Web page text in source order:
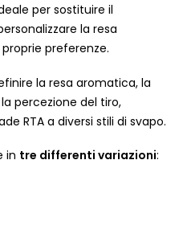
per sostituire il
la resa
preferenze.
la resa aromatica, la
percezione del tiro,
RTA a diversi stili di svapo.
in tre differenti variazioni: